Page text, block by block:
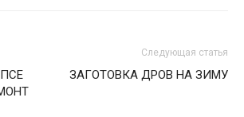
Следующая статья
ЗАГОТОВКА ДРОВ НА ЗИМУ